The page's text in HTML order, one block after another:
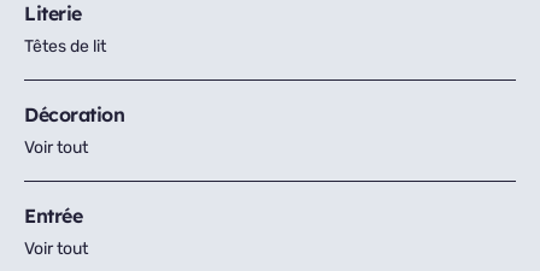
Literie
Têtes de lit
Décoration
Voir tout
Entrée
Voir tout